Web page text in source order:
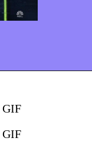
GIF
GIF